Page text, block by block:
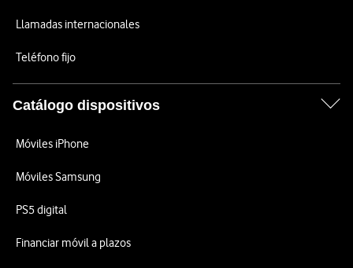
Llamadas internacionales
Teléfono fijo
Catálogo dispositivos
Móviles iPhone
Móviles Samsung
PS5 digital
Financiar móvil a plazos